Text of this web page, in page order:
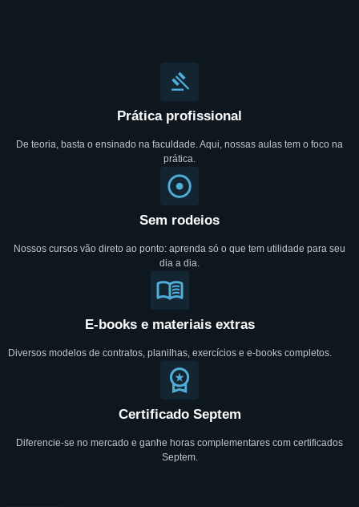
Prática profissional
De teoria, basta o ensinado na faculdade. Aqui, nossas aulas tem o foco na
prática.
Sem rodeios
Nossos cursos vão direto ao ponto: aprenda só o que tem utilidade para seu
dia a dia.
E-books e materiais extras
Diversos modelos de contratos, planilhas, exercícios e e-books completos.
Certificado Septem
Diferencie-se no mercado e ganhe horas complementares com certificados
Septem.